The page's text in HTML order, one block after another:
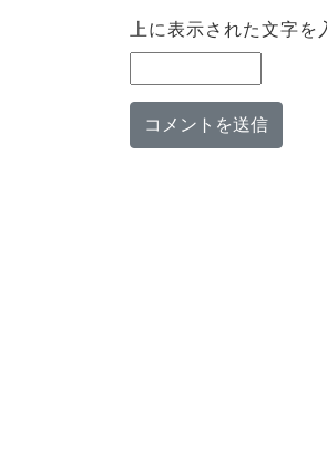
上に表示された文字を